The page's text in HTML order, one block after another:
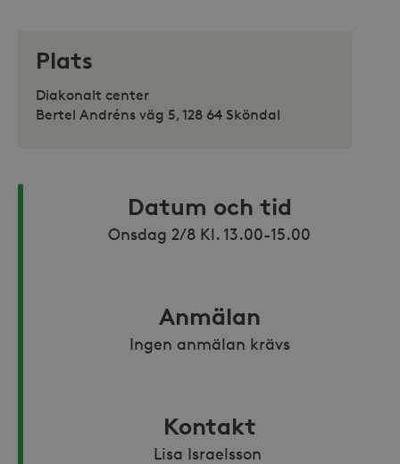
Plats
Diakonalt center
Bertel Andréns väg 5, 128 64 Sköndal
Datum och tid
Onsdag 2/8 Kl. 13.00-15.00
Anmälan
Ingen anmälan krävs
Kontakt
Lisa Israelsson